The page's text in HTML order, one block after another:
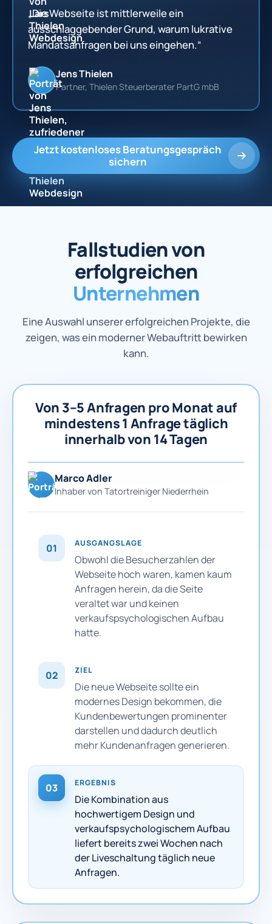
„Die Webseite ist mittlerweile ein
ausschlaggebender Grund, warum lukrative
Mandatsanfragen bei uns eingehen.“
Jens Thielen
Partner, Thielen Steuerberater PartG mbB
Jetzt kostenloses Beratungsgespräch
sichern
Fallstudien von
erfolgreichen
Unternehmen
Eine Auswahl unserer erfolgreichen Projekte, die
zeigen, was ein moderner Webauftritt bewirken
kann.
Von 3–5 Anfragen pro Monat auf
mindestens 1 Anfrage täglich
innerhalb von 14 Tagen
Marco Adler
Inhaber von Tatortreiniger Niederrhein
01 AUSGANGSLAGE
Obwohl die Besucherzahlen der
Webseite hoch waren, kamen kaum
Anfragen herein, da die Seite
veraltet war und keinen
verkaufspsychologischen Aufbau
hatte.
02 ZIEL
Die neue Webseite sollte ein
modernes Design bekommen, die
Kundenbewertungen prominenter
darstellen und dadurch deutlich
mehr Kundenanfragen generieren.
03 ERGEBNIS
Die Kombination aus
hochwertigem Design und
verkaufspsychologischem Aufbau
liefert bereits zwei Wochen nach
der Liveschaltung täglich neue
Anfragen.